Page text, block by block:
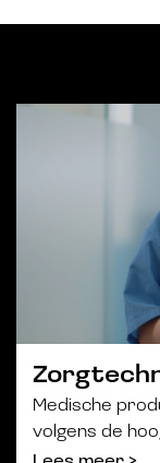
Medische
volgens de